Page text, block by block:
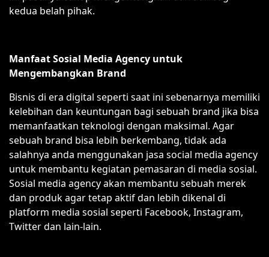
kedua belah pihak.
Manfaat Sosial Media Agency untuk
Mengembangkan Brand
Bisnis di era digital seperti saat ini sebenarnya memiliki
kelebihan dan keuntungan bagi sebuah brand jika bisa
memanfaatkan teknologi dengan maksimal. Agar
sebuah brand bisa lebih berkembang, tidak ada
salahnya anda menggunakan jasa social media agency
untuk membantu kegiatan pemasaran di media sosial.
Sosial media agency akan membantu sebuah merek
dan produk agar tetap aktif dan lebih dikenal di
platform media sosial seperti Facebook, Instagram,
Twitter dan lain-lain.